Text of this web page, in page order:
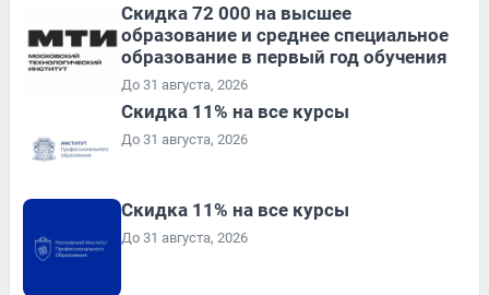
Скидка 72 000 на высшее
образование и среднее специальное
образование в первый год обучения
До 31 августа, 2026
Скидка 11% на все курсы
До 31 августа, 2026
Скидка 11% на все курсы
До 31 августа, 2026